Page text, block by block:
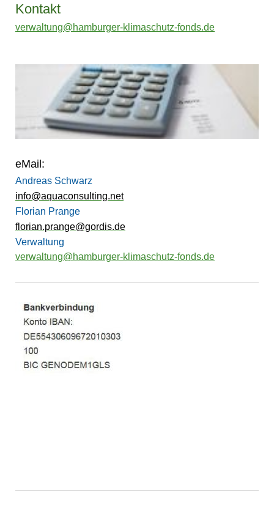
Kontakt
verwaltung@hamburger-klimaschutz-fonds.de
eMail:
Andreas Schwarz
info@aquaconsulting.net
Florian Prange
florian.prange@gordis.de
Verwaltung
verwaltung@hamburger-klimaschutz-fonds.de